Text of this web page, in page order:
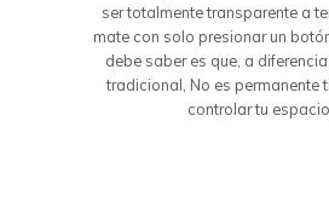
ser totalmente transparente a
mate con solo presionar un
debe saber es que, a
tradicional, No es permanente
controlar tu